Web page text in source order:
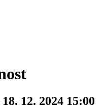
12. 2024 15:00